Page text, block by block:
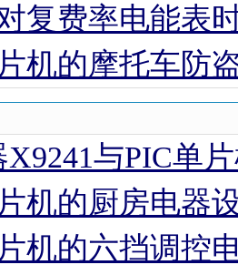
复费率电能表
机的摩托车防
与PIC单
机的厨房电器
机的六挡调控